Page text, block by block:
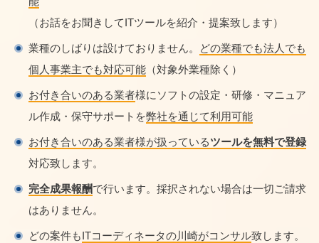
（お話をお聞きしてITツールを紹介・提案致します）
業種のしばりは設けておりません。
どの業種でも法人でも
個人事業主でも対応可能 （対象外業種除く）
お付き合いのある業者様にソフトの設定・研修・マニュア
ル作成・保守サポートを弊社を通じて利用可能
お付き合いのある業者様が扱っているツールを無料で登録
対応致します。
完全成果報酬で行います。採択されない場合は一切ご請求
はありません。
どの案件もITコーディネータの川崎がコンサル致します。